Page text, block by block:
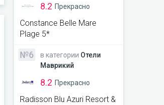
8.2 Прекрасно
Constance Belle Mare
Plage 5*
№6 в категории Отели
Маврикий
8.2 Прекрасно
Radisson Blu Azuri Resort &